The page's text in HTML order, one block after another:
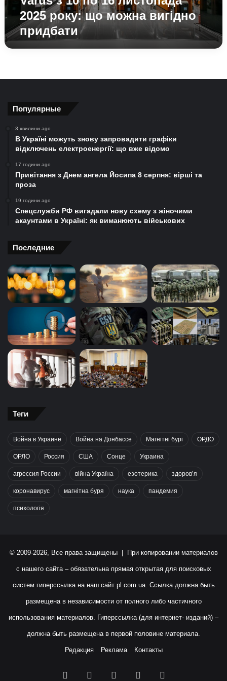
2025
року:
що
можна
вигідно
2025 року: що можна вигідно
придбати
Популярные
3 хвилини ago
В Україні можуть знову запровадити графіки
відключень електроенергії: що вже відомо
17 години ago
Привітання з Днем ангела Йосипа 8 серпня: вірші та
проза
19 години ago
Спецслужби РФ вигадали нову схему з жіночими
акаунтами в Україні: як виманюють військових
Последние
Теги
Война в Украине Война на Донбассе Магнітні бурі ОРДО
ОРЛО Россия США Сонце Украина
агрессия России війна Україна езотерика здоров’я
коронавирус магнітна буря наука пандемия
психологія
© 2009-2026, Все права защищены | При копировании материалов
с нашего сайта – обязательна прямая открытая для поисковых
систем гиперссылка на наш сайт pl.com.ua. Ссылка должна быть
размещена в независимости от полного либо частичного
использования материалов. Гиперссылка (для интернет- изданий) –
должна быть размещена в первой половине материала.
Редакция Реклама Контакты
Facebook YouTubeInstagram